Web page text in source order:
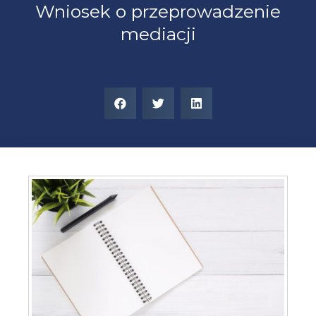
Wniosek o przeprowadzenie
mediacji